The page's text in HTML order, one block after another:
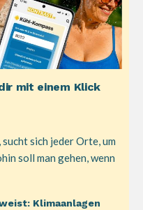
mit einem Klick
sich jeder Orte, um
soll man gehen, wenn
Klimaanlagen